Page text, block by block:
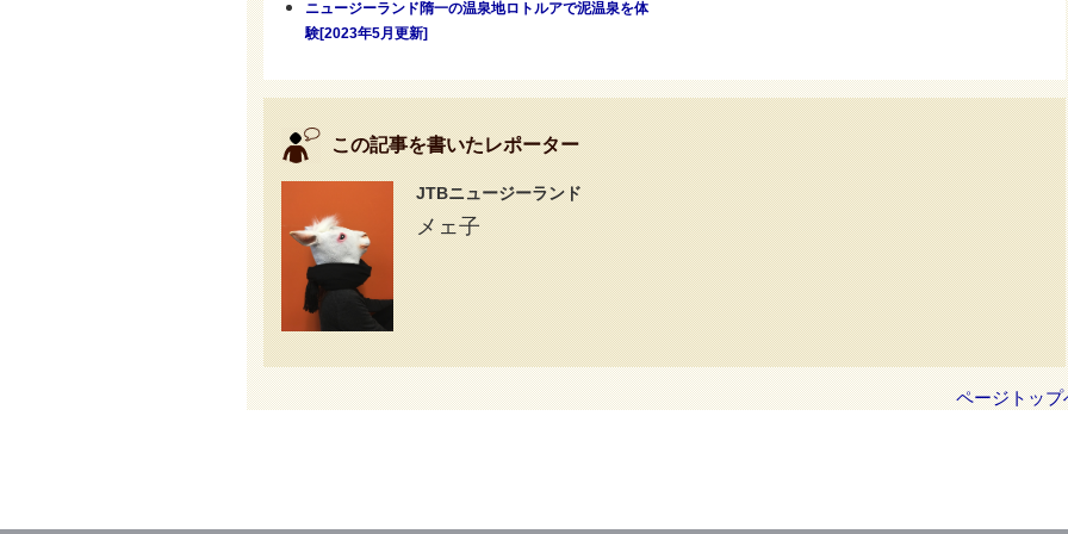
ニュージーランド隋一の温泉地ロトルアで泥温泉を体
験[2023年5月更新]
この記事を書いたレポーター
JTBニュージーランド
メェ子
ページトップ